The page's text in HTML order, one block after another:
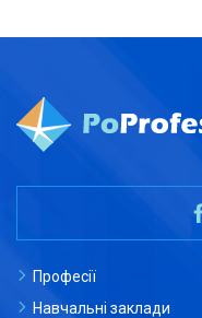
Професії
Навчальні заклади